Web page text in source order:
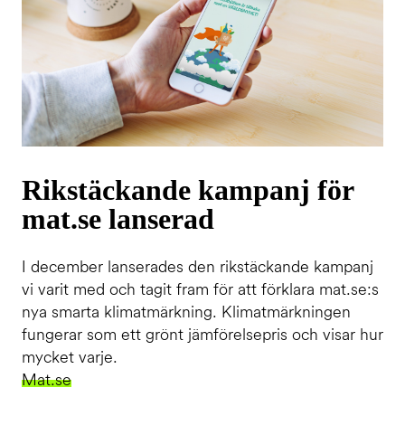
Rikstäckande kampanj för
mat.se lanserad
I december lanserades den rikstäckande kampanj
vi varit med och tagit fram för att förklara mat.se:s
nya smarta klimatmärkning. Klimatmärkningen
fungerar som ett grönt jämförelsepris och visar hur
mycket varje.
Mat.se